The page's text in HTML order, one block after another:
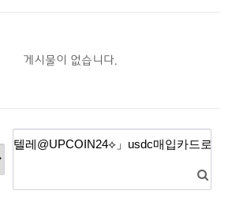
게시물이 없습니다.